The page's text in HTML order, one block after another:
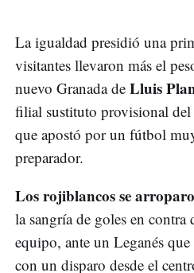
La igualdad presidió una
visitantes llevaron más el
nuevo Granada de Lluis
filial sustituto provisional del
que apostó por un fútbol
preparador.
Los rojiblancos se
la sangría de goles en
equipo, ante un Leganés
con un disparo desde el